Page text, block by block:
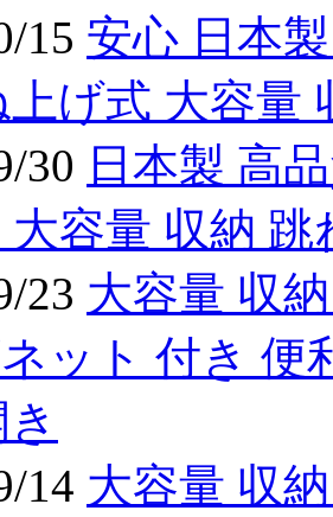
15 安心 日本
上げ式 大容量
30 日本製 高
大容量 収納
23 大容量 収
ット 付き 便
14 大容量 収